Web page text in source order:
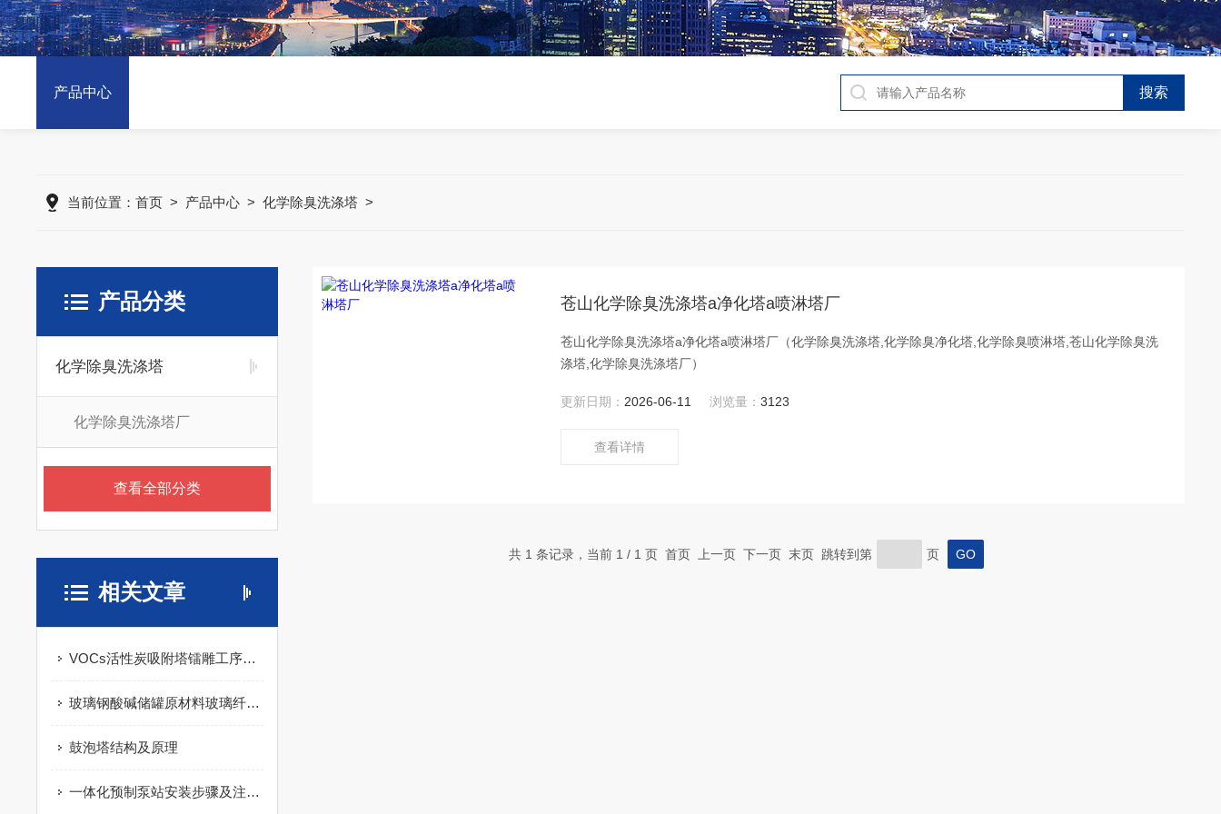
产品中心
当前位置：首页 > 产品中心 >化学除臭洗涤塔 >
产品分类
化学除臭洗涤塔
化学除臭洗涤塔厂
查看全部分类
相关文章
VOCs活性炭吸附塔镭雕工序废气净化
玻璃钢酸碱储罐原材料玻璃纤维的简介
鼓泡塔结构及原理
一体化预制泵站安装步骤及注意事项
苍山化学除臭洗涤塔a净化塔a喷淋塔厂
苍山化学除臭洗涤塔a净化塔a喷淋塔厂（化学除臭洗涤塔,化学除臭净化塔,化学除臭喷淋塔,苍山化学除臭洗
涤塔,化学除臭洗涤塔厂）
更新日期： 2026-06-11 浏览量：3123
查看详情
共 1 条记录，当前 1 / 1 页 首页 上一页 下一页 末页 跳转到第 页